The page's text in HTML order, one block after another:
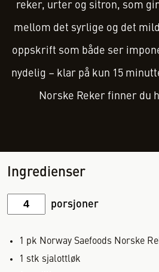
reker, urter og sitron, som
mellom det syrlige og det
oppskrift som både ser
nydelig – klar på kun 15
Norske Reker finner du
Ingredienser
porsjoner
1 pk Norway Saefoods Norske
1
stk sjalottløk